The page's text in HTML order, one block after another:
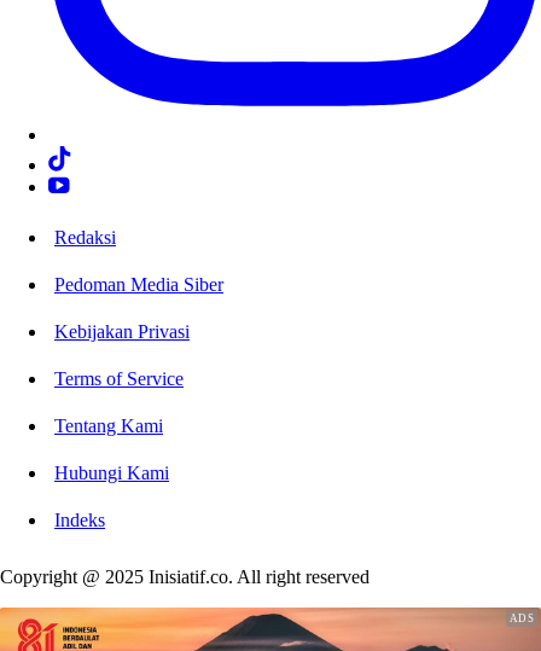
Redaksi
Pedoman Media Siber
Kebijakan Privasi
Terms of Service
Tentang Kami
Hubungi Kami
Indeks
Copyright @ 2025 Inisiatif.co. All right reserved